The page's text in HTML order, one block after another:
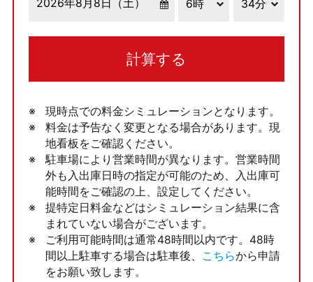
計算する
現時点での料金シミュレーションとなります。
料金は予告なく変更となる場合があります。現
地看板をご確認ください。
駐車場により営業時間が異なります。営業時間
外も入出庫日時の指定が可能のため、入出庫可
能時間をご確認の上、設定してください。
提特定日料金などはシミュレーション結果に含
まれていない場合がございます。
ご利用可能時間は通常48時間以内です。48時
間以上駐車する場合は駐車後、
こちらから申請
をお願い致します。